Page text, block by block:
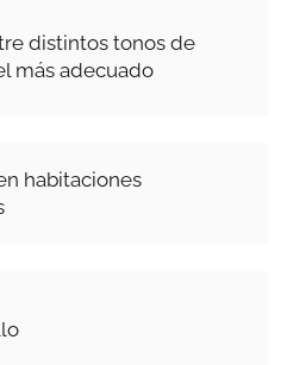
distintos tonos de
más adecuado
habitaciones